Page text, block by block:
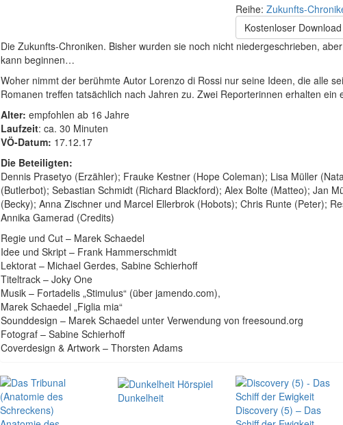
Reihe: Zukunfts-
Kostenloser Download
Die Zukunfts-Chroniken. Bisher wurden sie noch nicht niedergeschrieben,
kann beginnen…
Woher nimmt der berühmte Autor Lorenzo di Rossi nur seine Ideen, die alle
Romanen treffen tatsächlich nach Jahren zu. Zwei Reporterinnen erhalten ein
Alter: empfohlen ab 16 Jahre
Laufzeit: ca. 30 Minuten
VÖ-Datum: 17.12.17
Die Beteiligten:
Dennis Prasetyo (Erzähler); Frauke Kestner (Hope Coleman); Lisa Müller
(Butlerbot); Sebastian Schmidt (Richard Blackford); Alex Bolte (Matteo); Jan
(Becky); Anna Zischner und Marcel Ellerbrok (Hobots); Chris Runte (Peter);
Annika Gamerad (Credits)
Regie und Cut – Marek Schaedel
Idee und Skript – Frank Hammerschmidt
Lektorat – Michael Gerdes, Sabine Schierhoff
Titeltrack – Joky One
Musik – Fortadelis „Stimulus“ (über jamendo.com),
Marek Schaedel „Figlia mia“
Sounddesign – Marek Schaedel unter Verwendung von freesound.org
Fotograf – Sabine Schierhoff
Coverdesign & Artwork – Thorsten Adams
Dunkelheit
Discovery (5) – Das